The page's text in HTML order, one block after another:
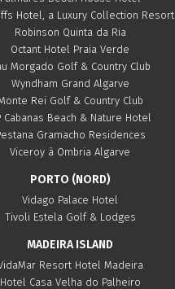
Hotel, a Luxury Collection Resort
Robinson Quinta da Ria
Octant Hotel Praia Verde
Morgado Golf & Country Club
Wyndham Grand Algarve
Rei Golf & Country Club
Cabanas Beach & Nature Hotel
Gramacho Residences
Viceroy à Ombria Algarve
PORTO (NORD)
Vidago Palace Hotel
Tivoli Estela Golf & Lodges
MADEIRA ISLAND
Resort Hotel Madeira
Hotel Casa Velha do Palheiro